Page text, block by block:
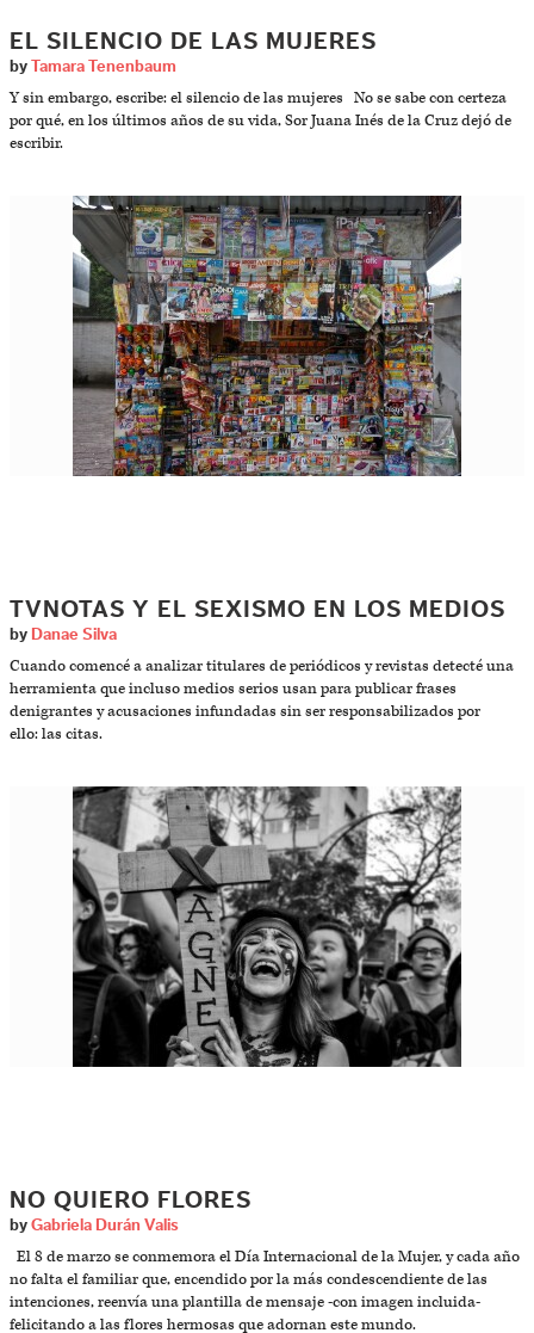
EL SILENCIO DE LAS MUJERES
by Tamara Tenenbaum
Y sin embargo, escribe: el silencio de las mujeres No se sabe con certeza
por qué, en los últimos años de su vida, Sor Juana Inés de la Cruz dejó de
escribir.
TVNOTAS Y EL SEXISMO EN LOS MEDIOS
by Danae Silva
Cuando comencé a analizar titulares de periódicos y revistas detecté una
herramienta que incluso medios serios usan para publicar frases
denigrantes y acusaciones infundadas sin ser responsabilizados por
ello: las citas.
NO QUIERO FLORES
by Gabriela Durán Valis
El 8 de marzo se conmemora el Día Internacional de la Mujer, y cada año
no falta el familiar que, encendido por la más condescendiente de las
intenciones, reenvía una plantilla de mensaje -con imagen incluida-
felicitando a las flores hermosas que adornan este mundo.